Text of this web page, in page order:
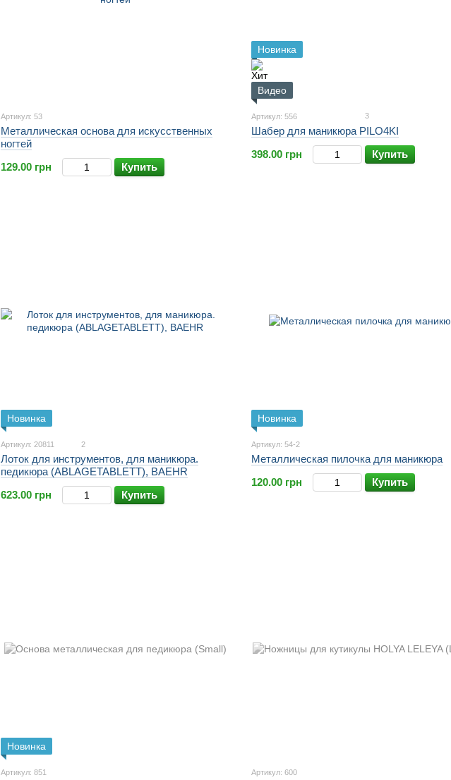
Артикул: 53
Металлическая основа для искусственных
ногтей
129.00 грн
Купить
Новинка
Видео
Артикул: 556 3
Шабер для маникюра PILO4KI
398.00 грн
Купить
Новинка
Артикул: 20811 2
Лоток для инструментов, для маникюра.
педикюра (ABLAGETABLETT), BAEHR
623.00 грн
Купить
Новинка
Артикул: 54-2
Металлическая пилочка для маникюра
120.00 грн
Купить
Новинка
Артикул: 851 Артикул: 600